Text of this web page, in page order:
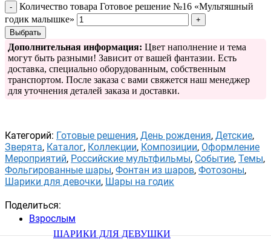
Взрослым
ШАРИКИ ДЛЯ ДЕВУШКИ
Количество товара Готовое решение №16 «Мультяшный
годик малышке»
Выбрать
Дополнительная информация: Цвет наполнение и тема
могут быть разными! Зависит от вашей фантазии. Есть
доставка, специально оборудованным, собственным
транспортом. После заказа с вами свяжется наш менеджер
для уточнения деталей заказа и доставки.
Категорий: Готовые решения, День рождения, Детские,
Зверята, Каталог, Коллекции, Композиции, Оформление
Мероприятий, Российские мультфильмы, Событие, Темы,
Фольгированные шары, Фонтан из шаров, Фотозоны,
Шарики для девочки, Шары на годик
Поделиться: